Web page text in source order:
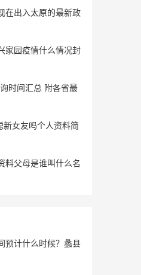
在出入太原的最新政
家园疫情什么情况封
总 附各省最
女友吗个人资料简
料父母是谁叫什么名
预计什么时候？蠡县